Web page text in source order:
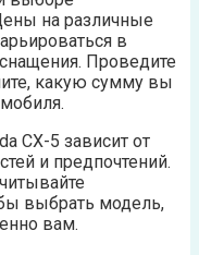
на различные
в
Проведите
какую сумму вы
CX-5 зависит от
и предпочтений.
выбрать модель,
вам.